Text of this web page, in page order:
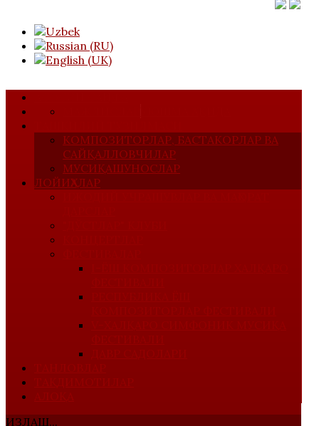
КОМПОЗИТОРЛАР, БАСТАКОРЛАР ВА
САЙҚАЛЛОВЧИЛАР
МУСИҚАШУНОСЛАР
ЛОЙИҲАЛАР
ИЗЛАШ...